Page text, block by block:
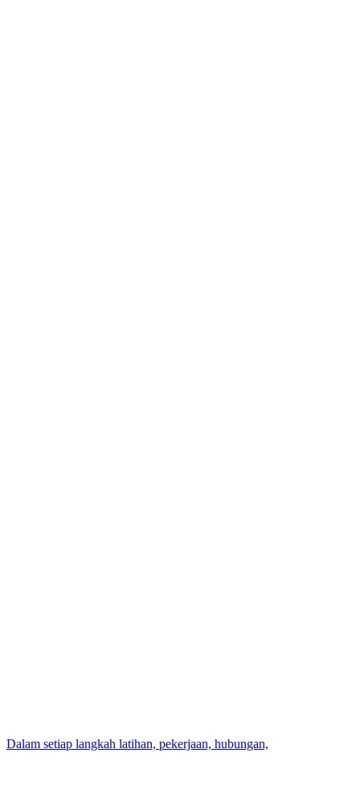
Dalam setiap langkah latihan, pekerjaan, hubungan,